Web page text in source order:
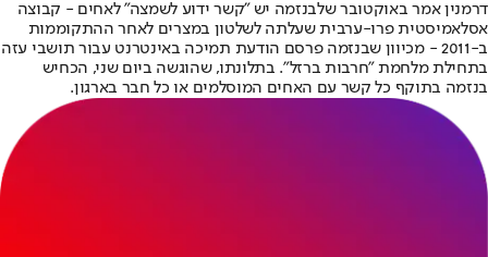
דרמנין אמר באוקטובר שלבנזמה יש "קשר ידוע לשמצה" לאחים - קבוצה
אסלאמיסטית פרו-ערבית שעלתה לשלטון במצרים לאחר ההתקוממות
ב-2011 - מכיוון שבנזמה פרסם הודעת תמיכה באינטרנט עבור תושבי עזה
בתחילת מלחמת "חרבות ברזל". בתלונתו, שהוגשה ביום שני, הכחיש
בנזמה בתוקף כל קשר עם האחים המוסלמים או כל חבר בארגון.